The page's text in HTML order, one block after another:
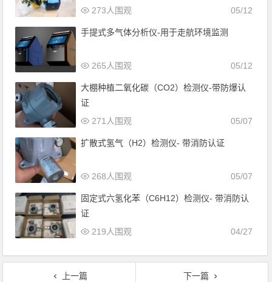
05/12
273人围观
手提式多气体分析仪-用于走航环境监测
05/12
265人围观
大棚种植二氧化碳（CO2）检测仪-带防爆认
证
05/07
271人围观
扩散式氢气（H2）检测仪- 带消防认证
05/07
268人围观
固定式六氢化苯（C6H12）检测仪- 带消防认
证
04/27
219人围观
上一篇
下一篇